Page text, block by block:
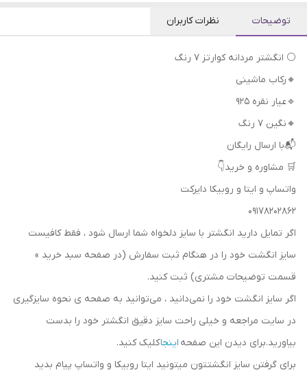
توضیحات نظرات کاربران
⚪ انگشتر مردانه کوارتز 7 رنگ
🔸رکاب ماشینی
🔹عیار نقره 925
🔸نگین 7 رنگ
📬با ارسال رایگان
🛒 مشاوره و خرید👇
واتساپ و ایتا و روبیکا دایرکت
09178202862
اگر تمایل دارید انگشتر با سایز دلخواه شما ارسال شود ، فقط کافیست
سایز انگشت خود را در هنگام ثبت سفارش (در صفحه سبد خرید »
قسمت توضیحات مشتری) ثبت کنید.
اگر سایز انگشت خود را نمی‌دانید ، می‌توانید به صفحه ی نحوه سایزگیری
در سایت مراجعه و خیلی راحت سایز دقیق انگشتر خود را بدست
بیاورید.برای دیدن این صفحه اینجاکلیک کنید.
برای گرفتن سایز انگشتتون میتونید ایتا روبیکا و واتساپ پیام بدید